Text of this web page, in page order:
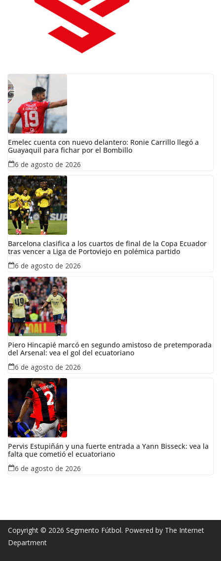
Emelec cuenta con nuevo delantero: Ronie Carrillo llegó a
Guayaquil para fichar por el Bombillo
6 de agosto de 2026
Barcelona clasifica a los cuartos de final de la Copa Ecuador
tras vencer a Liga de Portoviejo en polémica partido
6 de agosto de 2026
Piero Hincapié marcó en segundo amistoso de pretemporada
del Arsenal: vea el gol del ecuatoriano
6 de agosto de 2026
Pervis Estupiñán y una fuerte entrada a Yann Bisseck: vea la
falta que cometió el ecuatoriano
6 de agosto de 2026
Copyright © 2026 Segmento Fútbol. Powered by The Internet
Department